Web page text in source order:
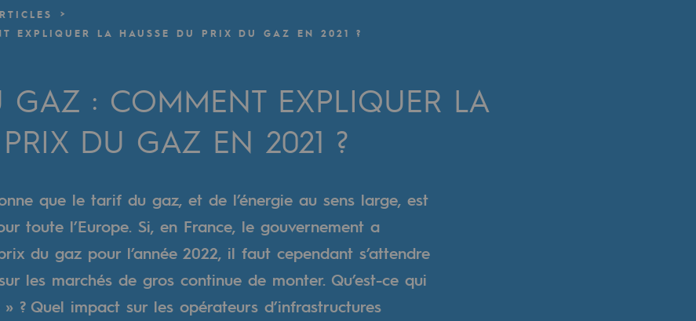
et ouverte
EXPLIQUER LA HAUSSE DU PRIX DU GAZ EN 2021 ?
GAZ : COMMENT EXPLIQUER LA
DU GAZ EN 2021 ?
que le tarif du gaz, et de l’énergie au sens large, est
toute l’Europe. Si, en France, le gouvernement a
du gaz pour l’année 2022, il faut cependant s’attendre
les marchés de gros continue de monter. Qu’est-ce qui
? Quel impact sur les opérateurs d’infrastructures